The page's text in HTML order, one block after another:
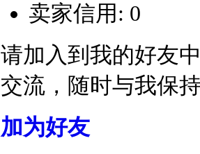
卖家信用: 0
请加入到我的好友
交流，随时与我保
加为好友